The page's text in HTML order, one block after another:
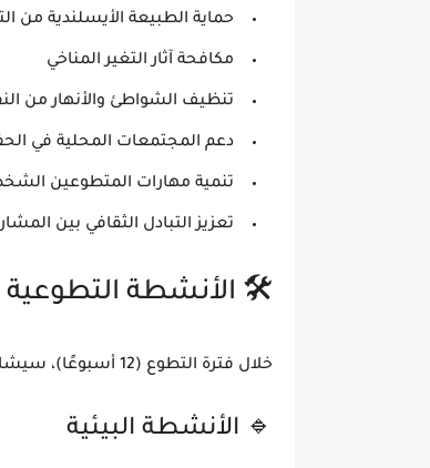
حماية الطبيعة الأيسلندية من
مكافحة آثار التغير المناخي
تنظيف الشواطئ والأنهار من
دعم المجتمعات المحلية في
تنمية مهارات المتطوعين
تعزيز التبادل الثقافي بين
🛠️ الأنشطة
خلال فترة التطوع (12 أسبوعًا)، سيشارك المتطوعون في مجموعة متنوعة من الأنشطة العملية، مثل:
🔹 الأنشطة البيئية